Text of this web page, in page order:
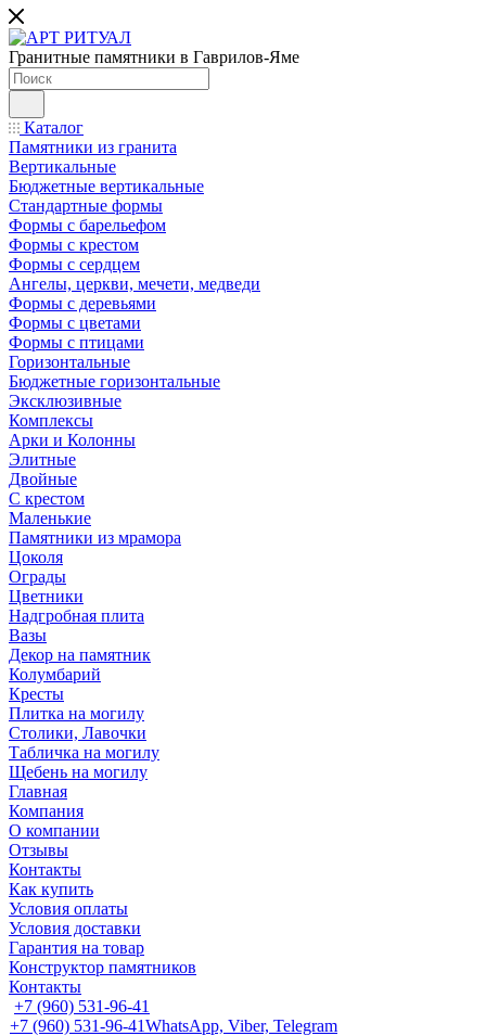
Гранитные памятники в Гаврилов-Яме
Каталог
Памятники из гранита
Вертикальные
Бюджетные вертикальные
Стандартные формы
Формы с барельефом
Формы с крестом
Формы с сердцем
Ангелы, церкви, мечети, медведи
Формы с деревьями
Формы с цветами
Формы с птицами
Горизонтальные
Бюджетные горизонтальные
Эксклюзивные
Комплексы
Арки и Колонны
Элитные
Двойные
С крестом
Маленькие
Памятники из мрамора
Цоколя
Ограды
Цветники
Надгробная плита
Вазы
Декор на памятник
Колумбарий
Кресты
Плитка на могилу
Столики, Лавочки
Табличка на могилу
Щебень на могилу
Главная
Компания
О компании
Отзывы
Контакты
Как купить
Условия оплаты
Условия доставки
Гарантия на товар
Конструктор памятников
Контакты
+7 (960) 531-96-41
+7 (960) 531-96-41WhatsApp, Viber, Telegram